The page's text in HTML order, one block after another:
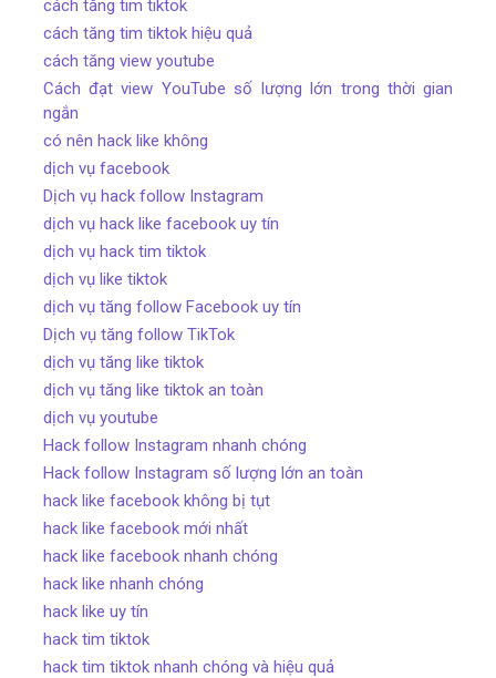
cách tăng tim tiktok
cách tăng tim tiktok hiệu quả
cách tăng view youtube
Cách đạt view YouTube số lượng lớn trong thời gian
ngắn
có nên hack like không
dịch vụ facebook
Dịch vụ hack follow Instagram
dịch vụ hack like facebook uy tín
dịch vụ hack tim tiktok
dịch vụ like tiktok
dịch vụ tăng follow Facebook uy tín
Dịch vụ tăng follow TikTok
dịch vụ tăng like tiktok
dịch vụ tăng like tiktok an toàn
dịch vụ youtube
Hack follow Instagram nhanh chóng
Hack follow Instagram số lượng lớn an toàn
hack like facebook không bị tụt
hack like facebook mới nhất
hack like facebook nhanh chóng
hack like nhanh chóng
hack like uy tín
hack tim tiktok
hack tim tiktok nhanh chóng và hiệu quả